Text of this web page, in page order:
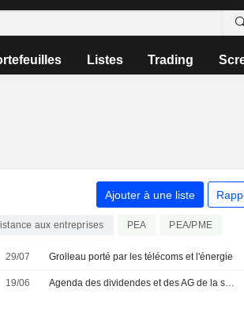
Listes Trading
Ajouter à une liste
aux entreprises PEA PEA/PME
29/07 Grolleau porté par les télécoms et l'énergie
19/06 Agenda des dividendes et des AG de la semaine : session dividendes pour la galaxie Bolloré